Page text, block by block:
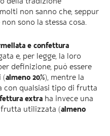
della tradizione
non sanno che, seppur
sono la stessa cosa.
e confettura
e, per legge, la loro
definizione, può essere
(almeno 20%), mentre la
con qualsiasi tipo di frutta
extra ha invece una
utilizzata (almeno